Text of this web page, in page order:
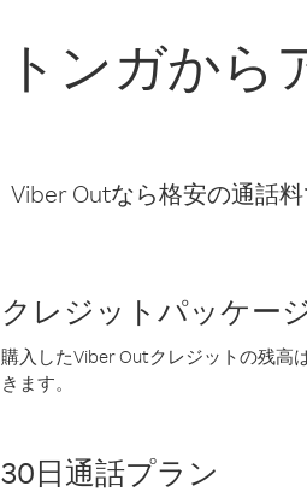
トンガか
Viber Outなら格安の通話
クレジットパッケー
購入したViber Outクレジットの残高
きます。
30日通話プラン